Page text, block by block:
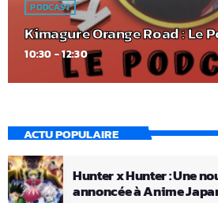
PODCAST
Kimagure Orange Road : Le
10:30 - 12:30
ACTU POPULAIRE
Hunter x Hunter : Une
annoncée à Anime